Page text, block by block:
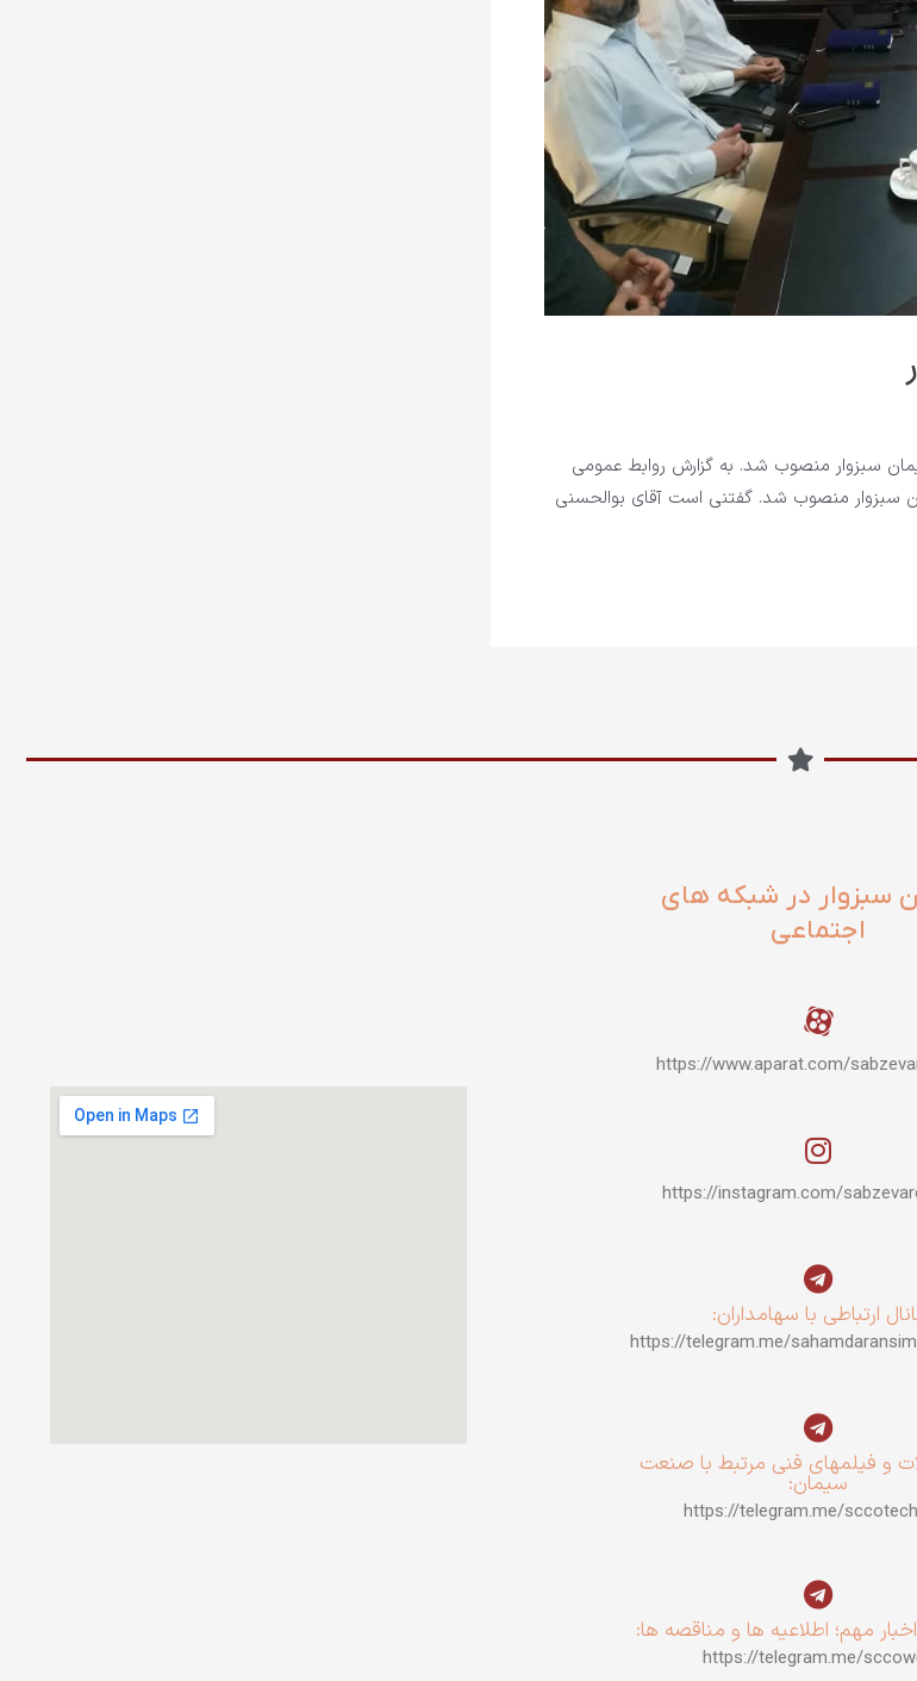
سبزوار منصوب شد. به گزارش روابط عمومی
منصوب شد. گفتنی است آقای بوالحسنی
سبزوار در شبکه های
اجتماعی
https://www.aparat.com/
https://instagram.com/
ارتباطی با سهامداران:
https://telegram.me/
و فیلمهای فنی مرتبط با صنعت
سیمان:
https://telegram.me/
مهم؛ اطلاعیه ها و مناقصه ها:
https://telegram.me/